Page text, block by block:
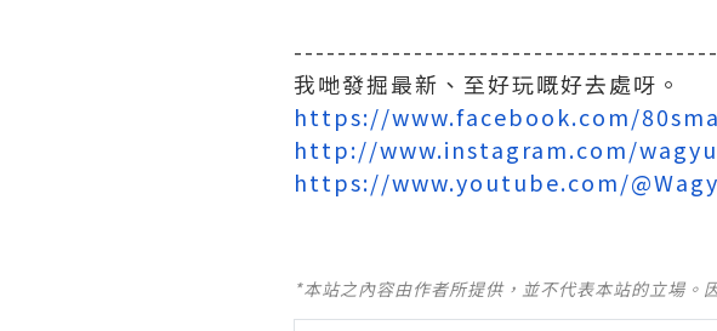
我哋發掘最新、至好玩嘅好去處呀。
https://www.facebook.com/
http://www.instagram.com/
https://www.youtube.com/
*本站之內容由作者所提供，並不代表本站的立場